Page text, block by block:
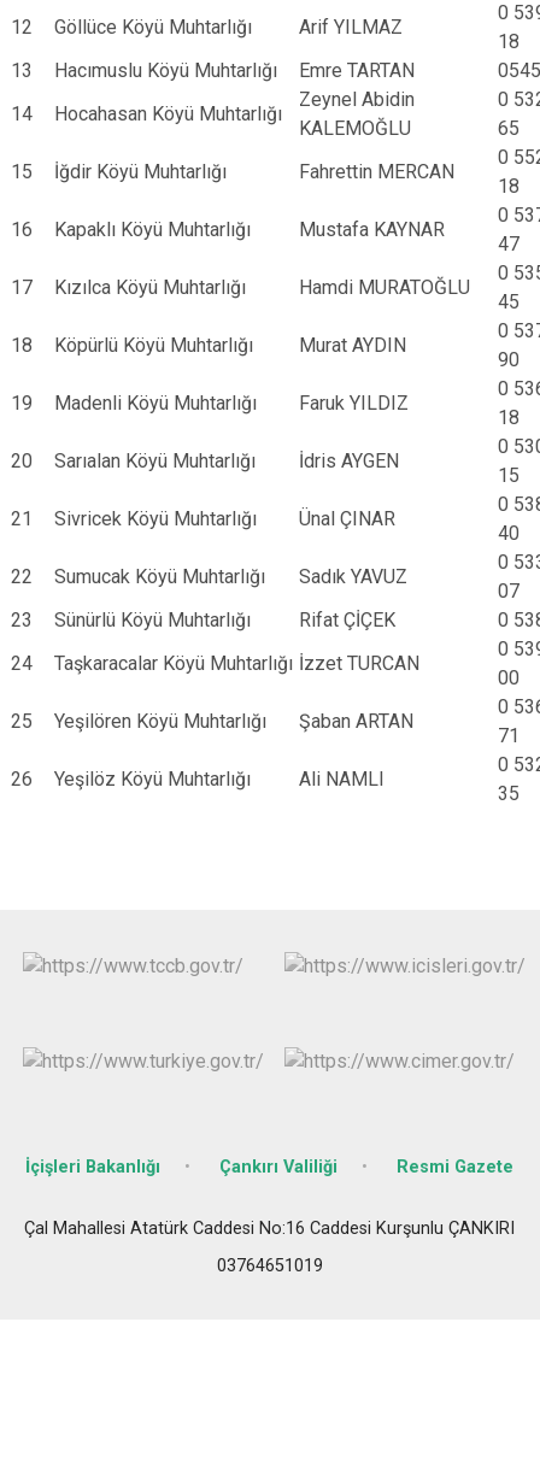
12
Göllüce Köyü Muhtarlığı Arif YILMAZ
0
18
13
Hacımuslu Köyü Muhtarlığı Emre TARTAN
14
Hocahasan Köyü Muhtarlığı
Zeynel Abidin
KALEMOĞLU
0
65
15
İğdir Köyü Muhtarlığı Fahrettin MERCAN
0
18
16
Kapaklı Köyü Muhtarlığı Mustafa KAYNAR
0
47
17
Kızılca Köyü Muhtarlığı Hamdi MURATOĞLU
0
45
18
Köpürlü Köyü Muhtarlığı Murat AYDIN
0
90
19
Madenli Köyü Muhtarlığı Faruk YILDIZ
0
18
20
Sarıalan Köyü Muhtarlığı İdris AYGEN
0
15
21
Sivricek Köyü Muhtarlığı Ünal ÇINAR
0
40
22
Sumucak Köyü Muhtarlığı Sadık YAVUZ
0
07
23
Sünürlü Köyü Muhtarlığı Rifat ÇİÇEK
0
24
Taşkaracalar Köyü Muhtarlığı İzzet TURCAN
0
00
25
Yeşilören Köyü Muhtarlığı Şaban ARTAN
0
71
26
Yeşilöz Köyü Muhtarlığı Ali NAMLI
0
35
İçişleri Bakanlığı Çankırı Valiliği Resmi Gazete
Çal Mahallesi Atatürk Caddesi No:16 Caddesi Kurşunlu ÇANKIRI
03764651019